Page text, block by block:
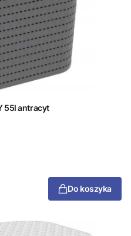
55l antracyt
Do koszyka